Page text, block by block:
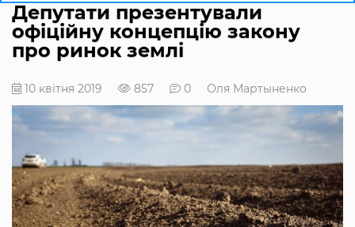
Депутати презентували
офіційну концепцію закону
про ринок землі
10 квітня 2019 857 0 Оля Мартыненко